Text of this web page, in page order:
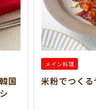
国
メイン料理
米粉でつく